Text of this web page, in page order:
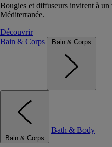
Bougies et diffuseurs invitent à
Méditerranée.
Découvrir
Bain & Corps
Bain & Corps
Bain & Corps
Bath & Body